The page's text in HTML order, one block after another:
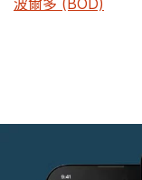
波爾多 (BOD)